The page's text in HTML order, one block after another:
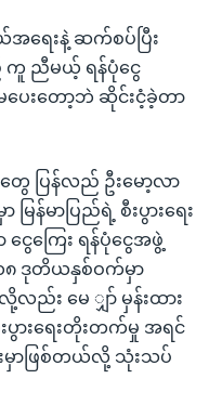
အရေးနဲ့ ဆက်စပ်ပြီး
ကူ ညီမယ့် ရန်ပုံငွေ
ပေးတော့ဘဲ ဆိုင်းငံ့ခဲ့တာ
ေ ပြန်လည် ဦးမော့လာ
မြန်မာပြည်ရဲ့ စီးပွားရေး
ကြေး ရန်ပုံငွေအဖွဲ့
၁၈ ဒုတိယနှစ်ဝက်မှာ
လည်း မေ ျှာ် မှန်းထား
ားရေးတိုးတက်မှု အရင်
မှာဖြစ်တယ်လို့ သုံးသပ်